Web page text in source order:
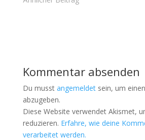
l
n
e
e
F
e
n
s
t
e
l
n
e
e
m
e
n
s
t
e
Kommentar absenden
Du musst angemeldetsein, um
abzugeben.
Diese Website verwendet Akismet,
reduzieren. Erfahre, wie deine
verarbeitet werden.